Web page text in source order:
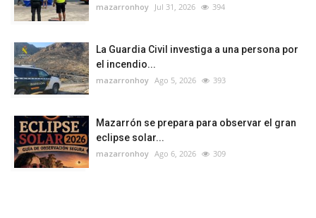
mazarronhoy Jul 31, 2026 394
La Guardia Civil investiga a una persona por
el incendio...
mazarronhoy Ago 5, 2026 393
Mazarrón se prepara para observar el gran
eclipse solar...
mazarronhoy Ago 6, 2026 309